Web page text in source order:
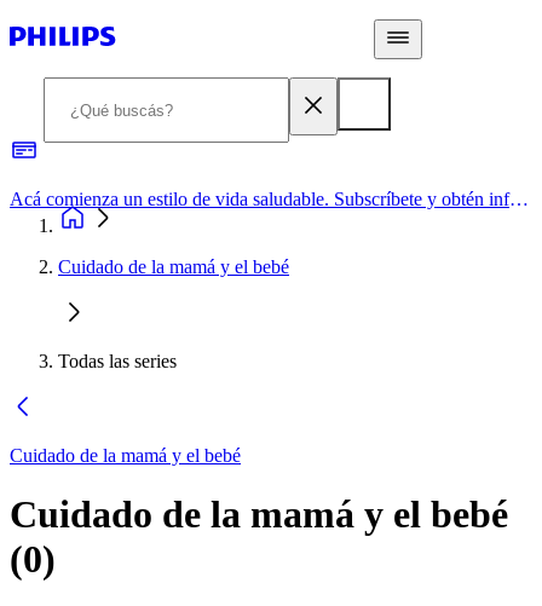
Acá comienza un estilo de vida saludable. Subscríbete y obtén información de primera mano
Cuidado de la mamá y el bebé
Todas las series
Cuidado de la mamá y el bebé
Cuidado de la mamá y el bebé
(0)